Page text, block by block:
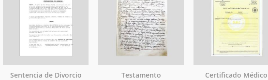
Sentencia de Divorcio Testamento Certificado Médico